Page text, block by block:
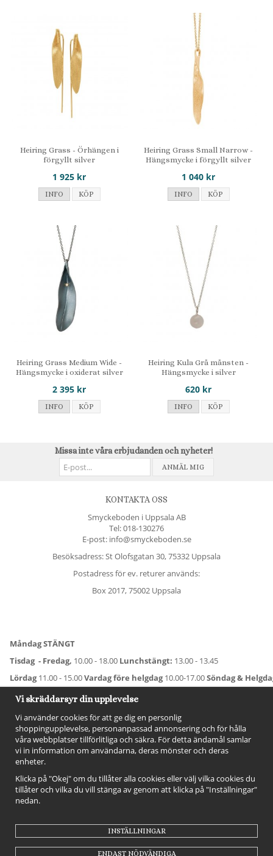
Heiring Grass - Örhängen i
förgyllt silver
1 925 kr
INFO KÖP
Heiring Grass Small Narrow -
Hängsmycke i förgyllt silver
1 040 kr
INFO KÖP
Heiring Grass Medium Wide -
Hängsmycke i oxiderat silver
med diamant
2 395 kr
INFO KÖP
Heiring Kula Grå månsten -
Hängsmycke i silver
620 kr
INFO KÖP
Missa inte våra erbjudanden och nyheter!
ANMÄL MIG
KONTAKTA OSS
Smyckeboden i Uppsala AB
Tel:018-130276
E-post: info@smyckeboden.se
Besöksadress: St Olofsgatan 30, 75332 Uppsala
Postadress för ev. returer används:
Box 2017, 75002 Uppsala
Måndag STÄNGT
Tisdag - Fredag, 10.00 - 18.00 Lunchstängt: 13.00 - 13.45
Lördag11.00 - 15.00Vardag före helgdag10.00-17.00Söndag &
För avvikande öppettider:Titta här
Vi skräddarsyr din upplevelse
Vi använder cookies för att ge dig en personlig
shoppingupplevelse, personanpassad annonsering och för hålla
våra webbplatser tillförlitliga och säkra. För detta ändamål samlar
vi in information om användarna, deras mönster och deras
enheter.
Klicka på "Okej" om du tillåter alla cookies eller välj vilka cookies du
tillåter och vilka du vill stänga av genom att klicka på "Inställningar"
nedan.
INSTÄLLNINGAR
ENDAST NÖDVÄNDIGA